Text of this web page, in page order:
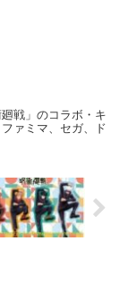
戦」のコラボ・キ
ァミマ、セガ、ド